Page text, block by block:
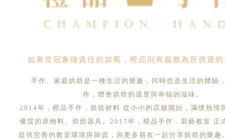
如果皇冠象徵責任的加冕，橙品則有義務為所挑選
手作、家庭烘焙是一種生活的樂趣，同時也是生活的體驗
作，體會烘焙的溫度與幸福的滋味。
2014年，橙品手作．烘焙材料 從小小的店舖開始，滿懷熱情
優質的原物料、烘焙器具。2017年，橙品手作．廚藝教室 正
提供完善的教室環境與師資，與更多朋友一起分享烘焙的樂趣